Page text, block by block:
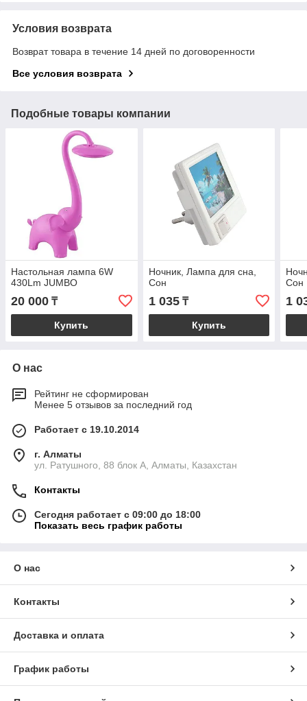
Условия возврата
Возврат товара в течение 14 дней по договоренности
Все условия возврата
Подобные товары компании
Настольная лампа 6W
430Lm JUMBO
20 000 ₸
Купить
Ночник, Лампа для сна,
Сон
1 035₸
Купить
Сон
1
О нас
Рейтинг не сформирован
Менее 5 отзывов за последний год
Работает с 19.10.2014
г. Алматы
ул. Ратушного, 88 блок A, Алматы, Казахстан
Контакты
Сегодня работает с 09:00 до 18:00
Показать весь график работы
О нас
Контакты
Доставка и оплата
График работы